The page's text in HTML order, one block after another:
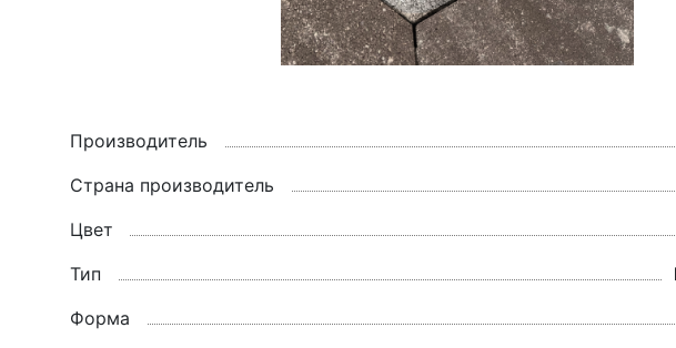
Производитель
Страна производитель
Цвет
Тип
Форма